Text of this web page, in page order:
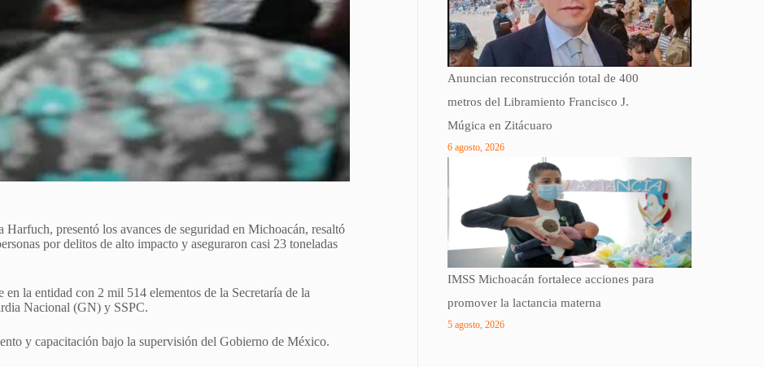
presentó los avances de seguridad en Michoacán, resaltó
por delitos de alto impacto y aseguraron casi 23 toneladas
la entidad con 2 mil 514 elementos de la Secretaría de la
Nacional (GN) y SSPC.
y capacitación bajo la supervisión del Gobierno de México.
Anuncian reconstrucción total de 400
metros del Libramiento Francisco J.
Múgica en Zitácuaro
6 agosto, 2026
IMSS Michoacán fortalece acciones para
promover la lactancia materna
5 agosto, 2026